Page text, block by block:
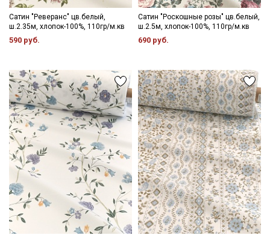
Сатин "Реверанс" цв.белый,
ш.2.35м, хлопок-100%, 110гр/м.кв
590 руб.
Сатин "Роскошные розы" цв.белый,
ш.2.5м, хлопок-100%, 110гр/м.кв
690 руб.
Электронная почта
Подписаться
Ознакомлен(а) сПолитикой обработки персональных
данныхи даюСогласие на обработку персональных
данных
Даю
Согласие на получение рекламных и
информационных рассылок